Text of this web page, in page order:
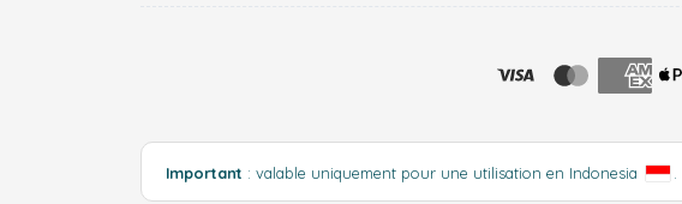
Important : valable uniquement pour une utilisation en Indonesia .